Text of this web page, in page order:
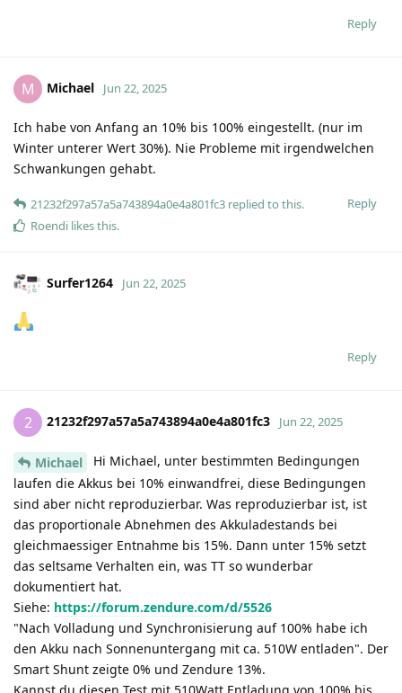
Reply
M Michael Jun 22, 2025
Ich habe von Anfang an 10% bis 100% eingestellt. (nur im
Winter unterer Wert 30%). Nie Probleme mit irgendwelchen
Schwankungen gehabt.
Reply
21232f297a57a5a743894a0e4a801fc3 replied to this.
Roendi likes this.
Surfer1264 Jun 22, 2025
Reply
2 21232f297a57a5a743894a0e4a801fc3 Jun 22, 2025
Michael
Hi Michael, unter bestimmten Bedingungen
laufen die Akkus bei 10% einwandfrei, diese Bedingungen
sind aber nicht reproduzierbar. Was reproduzierbar ist, ist
das proportionale Abnehmen des Akkuladestands bei
gleichmaessiger Entnahme bis 15%. Dann unter 15% setzt
das seltsame Verhalten ein, was TT so wunderbar
dokumentiert hat.
Siehe: https://forum.zendure.com/d/5526
"Nach Volladung und Synchronisierung auf 100% habe ich
den Akku nach Sonnenuntergang mit ca. 510W entladen". Der
Smart Shunt zeigte 0% und Zendure 13%.
Kannst du diesen Test mit 510Watt Entladung von 100% bis